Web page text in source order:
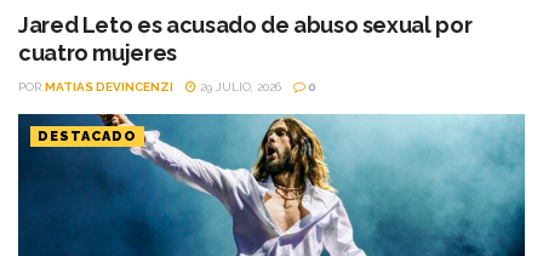
atención a lugares que...
Jared Leto es acusado de abuso sexual por
cuatro mujeres
POR MATIAS DEVINCENZI 29 JULIO, 2026 0
DESTACADO